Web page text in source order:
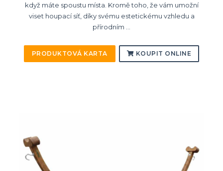
když máte spoustu místa. Kromě toho, že vám umožní
viset houpací síť, díky svému estetickému vzhledu a
přírodním ...
PRODUKTOVÁ KARTA KOUPIT ONLINE